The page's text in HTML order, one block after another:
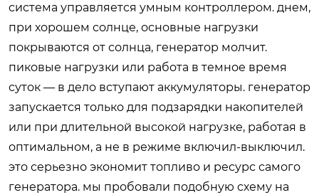
система управляется умным контроллером. днем,
при хорошем солнце, основные нагрузки
покрываются от солнца, генератор молчит.
пиковые нагрузки или работа в темное время
суток — в дело вступают аккумуляторы. генератор
запускается только для подзарядки накопителей
или при длительной высокой нагрузке, работая в
оптимальном, а не в режиме включил-выключил.
это серьезно экономит топливо и ресурс самого
генератора. мы пробовали подобную схему на